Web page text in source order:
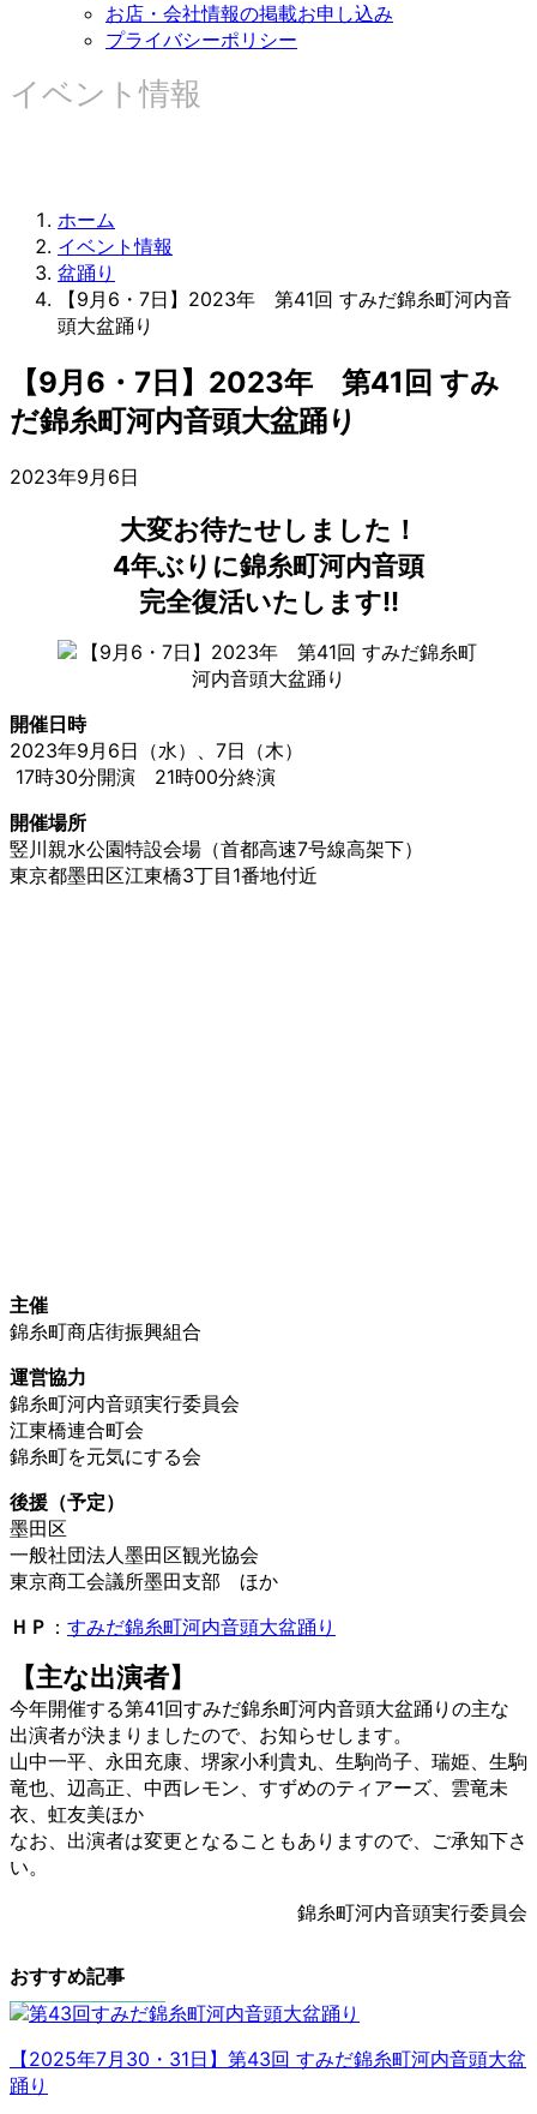
お店・会社情報の掲載お申し込み
プライバシーポリシー
イベント情報
ホーム
イベント情報
盆踊り
【9月6・7日】2023年 第41回 すみだ錦糸町河内音
頭大盆踊り
【9月6・7日】2023年 第41回 すみ
だ錦糸町河内音頭大盆踊り
2023年9月6日
大変お待たせしました！
4年ぶりに錦糸町河内音頭
完全復活いたします!!
開催日時
2023年9月6日（水）、7日（木）
17時30分開演 21時00分終演
開催場所
竪川親水公園特設会場（首都高速7号線高架下）
東京都墨田区江東橋3丁目1番地付近
主催
錦糸町商店街振興組合
運営協力
錦糸町河内音頭実行委員会
江東橋連合町会
錦糸町を元気にする会
後援（予定）
墨田区
一般社団法人墨田区観光協会
東京商工会議所墨田支部 ほか
ＨＰ ： すみだ錦糸町河内音頭大盆踊り
【主な出演者】
今年開催する第41回すみだ錦糸町河内音頭大盆踊りの主な
出演者が決まりましたので、お知らせします。
山中一平、永田充康、堺家小利貴丸、生駒尚子、瑞姫、生駒
竜也、辺高正、中西レモン、すずめのティアーズ、雲竜未
衣、虹友美ほか
なお、出演者は変更となることもありますので、ご承知下さ
い。
錦糸町河内音頭実行委員会
おすすめ記事
【2025年7月30・31日】第43回 すみだ錦糸町河内音頭大盆
踊り